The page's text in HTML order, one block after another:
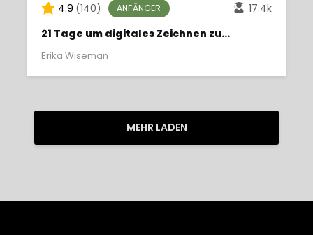
4.9 (140) ANFÄNGER
17.4k
21 Tage um digitales Zeichnen zu
Erika Wiseman
MEHR LADEN